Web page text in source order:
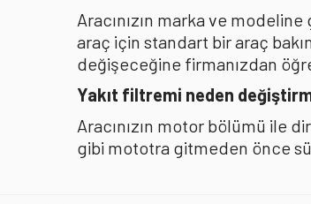
Aracınızın marka ve
araç için standart bir araç
değişeceğine firmanızdan
Yakıt filtremi neden
Aracınızın motor bölümü ile
gibi mototra gitmeden önce